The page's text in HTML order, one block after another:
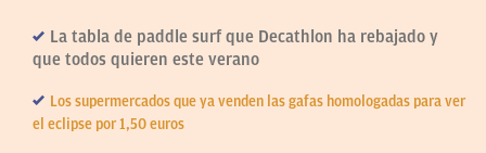
La tabla de paddle surf que Decathlon ha rebajado y
que todos quieren este verano
Los supermercados que ya venden las gafas homologadas para ver
el eclipse por 1,50 euros